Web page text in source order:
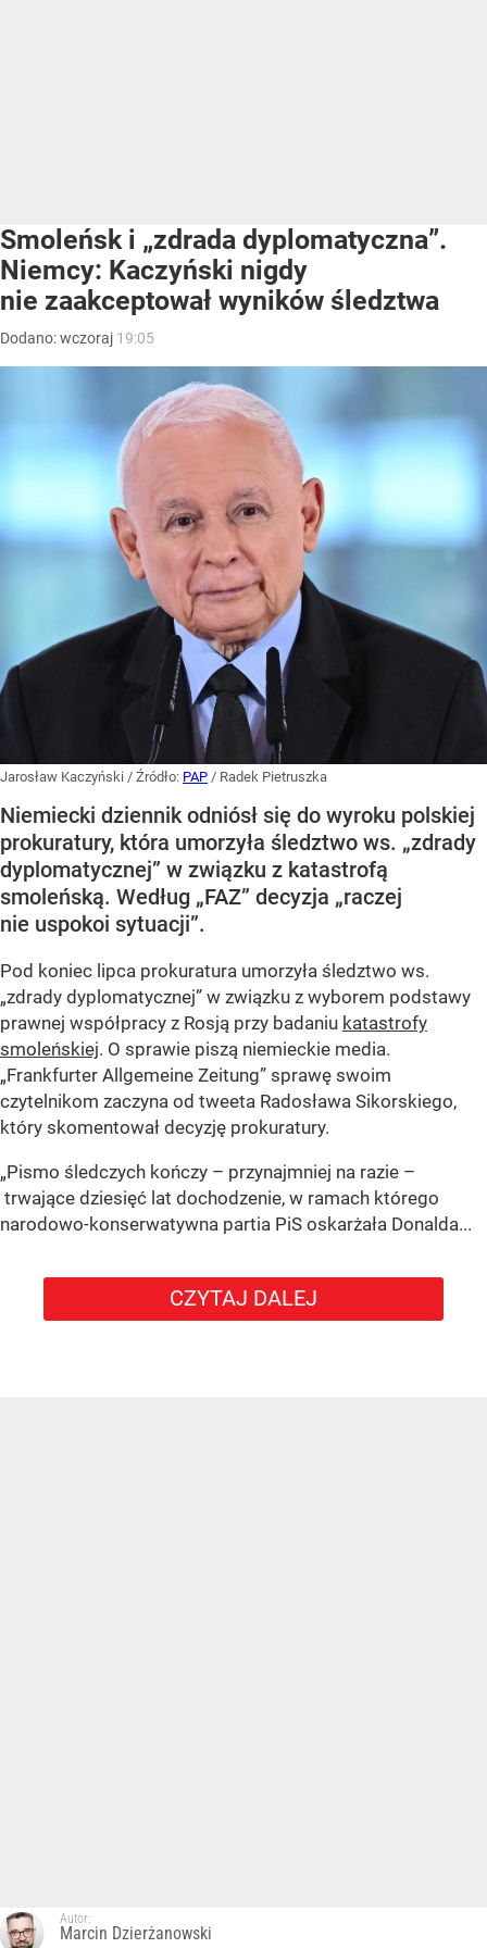
Smoleńsk i „zdrada dyplomatyczna”.
Niemcy: Kaczyński nigdy
nie zaakceptował wyników śledztwa
Dodano:wczoraj 19:05
Jarosław Kaczyński / Źródło: PAP / Radek Pietruszka
Niemiecki dziennik odniósł się do wyroku polskiej
prokuratury, która umorzyła śledztwo ws. „zdrady
dyplomatycznej” w związku z katastrofą
smoleńską. Według „FAZ” decyzja „raczej
nie uspokoi sytuacji”.
Pod koniec lipca prokuratura umorzyła śledztwo ws.
„zdrady dyplomatycznej” w związku z wyborem podstawy
prawnej współpracy z Rosją przy badaniu katastrofy
smoleńskiej. O sprawie piszą niemieckie media.
„Frankfurter Allgemeine Zeitung” sprawę swoim
czytelnikom zaczyna od tweeta Radosława Sikorskiego,
który skomentował decyzję prokuratury.
„Pismo śledczych kończy – przynajmniej na razie –
trwające dziesięć lat dochodzenie, w ramach którego
narodowo-konserwatywna partia PiS oskarżała Donalda...
CZYTAJ DALEJ
Autor:
Marcin Dzierżanowski